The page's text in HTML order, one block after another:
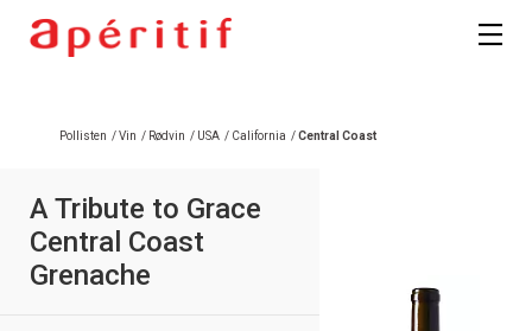
Pollisten /Vin / Rødvin / USA / California /Central Coast
A Tribute to Grace
Central Coast
Grenache